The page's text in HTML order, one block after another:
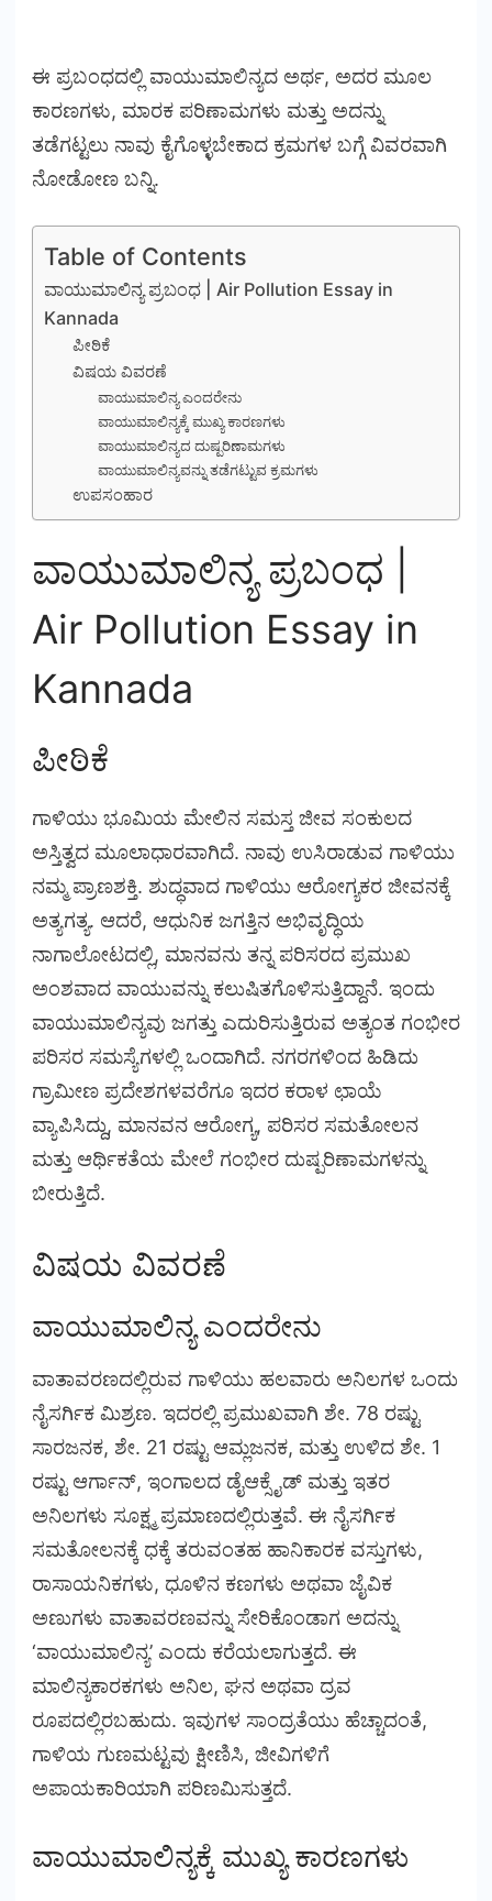
ಈ ಪ್ರಬಂಧದಲ್ಲಿ ವಾಯುಮಾಲಿನ್ಯದ ಅರ್ಥ, ಅದರ ಮೂಲ
ಕಾರಣಗಳು, ಮಾರಕ ಪರಿಣಾಮಗಳು ಮತ್ತು ಅದನ್ನು
ತಡೆಗಟ್ಟಲು ನಾವು ಕೈಗೊಳ್ಳಬೇಕಾದ ಕ್ರಮಗಳ ಬಗ್ಗೆ ವಿವರವಾಗಿ
ನೋಡೋಣ ಬನ್ನಿ.
Table of Contents
ವಾಯುಮಾಲಿನ್ಯ ಪ್ರಬಂಧ | Air Pollution Essay in
Kannada
ಪೀಠಿಕೆ
ವಿಷಯ ವಿವರಣೆ
ವಾಯುಮಾಲಿನ್ಯ ಎಂದರೇನು
ವಾಯುಮಾಲಿನ್ಯಕ್ಕೆ ಮುಖ್ಯ ಕಾರಣಗಳು
ವಾಯುಮಾಲಿನ್ಯದ ದುಷ್ಪರಿಣಾಮಗಳು
ವಾಯುಮಾಲಿನ್ಯವನ್ನು ತಡೆಗಟ್ಟುವ ಕ್ರಮಗಳು
ಉಪಸಂಹಾರ
ವಾಯುಮಾಲಿನ್ಯ ಪ್ರಬಂಧ |
Air Pollution Essay in
Kannada
ಪೀಠಿಕೆ
ಗಾಳಿಯು ಭೂಮಿಯ ಮೇಲಿನ ಸಮಸ್ತ ಜೀವ ಸಂಕುಲದ
ಅಸ್ತಿತ್ವದ ಮೂಲಾಧಾರವಾಗಿದೆ. ನಾವು ಉಸಿರಾಡುವ ಗಾಳಿಯು
ನಮ್ಮ ಪ್ರಾಣಶಕ್ತಿ. ಶುದ್ಧವಾದ ಗಾಳಿಯು ಆರೋಗ್ಯಕರ ಜೀವನಕ್ಕೆ
ಅತ್ಯಗತ್ಯ. ಆದರೆ, ಆಧುನಿಕ ಜಗತ್ತಿನ ಅಭಿವೃದ್ಧಿಯ
ನಾಗಾಲೋಟದಲ್ಲಿ, ಮಾನವನು ತನ್ನ ಪರಿಸರದ ಪ್ರಮುಖ
ಅಂಶವಾದ ವಾಯುವನ್ನು ಕಲುಷಿತಗೊಳಿಸುತ್ತಿದ್ದಾನೆ. ಇಂದು
ವಾಯುಮಾಲಿನ್ಯವು ಜಗತ್ತು ಎದುರಿಸುತ್ತಿರುವ ಅತ್ಯಂತ ಗಂಭೀರ
ಪರಿಸರ ಸಮಸ್ಯೆಗಳಲ್ಲಿ ಒಂದಾಗಿದೆ. ನಗರಗಳಿಂದ ಹಿಡಿದು
ಗ್ರಾಮೀಣ ಪ್ರದೇಶಗಳವರೆಗೂ ಇದರ ಕರಾಳ ಛಾಯೆ
ವ್ಯಾಪಿಸಿದ್ದು, ಮಾನವನ ಆರೋಗ್ಯ, ಪರಿಸರ ಸಮತೋಲನ
ಮತ್ತು ಆರ್ಥಿಕತೆಯ ಮೇಲೆ ಗಂಭೀರ ದುಷ್ಪರಿಣಾಮಗಳನ್ನು
ಬೀರುತ್ತಿದೆ.
ವಿಷಯ ವಿವರಣೆ
ವಾಯುಮಾಲಿನ್ಯ ಎಂದರೇನು
ವಾತಾವರಣದಲ್ಲಿರುವ ಗಾಳಿಯು ಹಲವಾರು ಅನಿಲಗಳ ಒಂದು
ನೈಸರ್ಗಿಕ ಮಿಶ್ರಣ. ಇದರಲ್ಲಿ ಪ್ರಮುಖವಾಗಿ ಶೇ. 78 ರಷ್ಟು
ಸಾರಜನಕ, ಶೇ. 21 ರಷ್ಟು ಆಮ್ಲಜನಕ, ಮತ್ತು ಉಳಿದ ಶೇ. 1
ರಷ್ಟು ಆರ್ಗಾನ್, ಇಂಗಾಲದ ಡೈಆಕ್ಸೈಡ್ ಮತ್ತು ಇತರ
ಅನಿಲಗಳು ಸೂಕ್ಷ್ಮ ಪ್ರಮಾಣದಲ್ಲಿರುತ್ತವೆ. ಈ ನೈಸರ್ಗಿಕ
ಸಮತೋಲನಕ್ಕೆ ಧಕ್ಕೆ ತರುವಂತಹ ಹಾನಿಕಾರಕ ವಸ್ತುಗಳು,
ರಾಸಾಯನಿಕಗಳು, ಧೂಳಿನ ಕಣಗಳು ಅಥವಾ ಜೈವಿಕ
ಅಣುಗಳು ವಾತಾವರಣವನ್ನು ಸೇರಿಕೊಂಡಾಗ ಅದನ್ನು
‘ವಾಯುಮಾಲಿನ್ಯ’ ಎಂದು ಕರೆಯಲಾಗುತ್ತದೆ. ಈ
ಮಾಲಿನ್ಯಕಾರಕಗಳು ಅನಿಲ, ಘನ ಅಥವಾ ದ್ರವ
ರೂಪದಲ್ಲಿರಬಹುದು. ಇವುಗಳ ಸಾಂದ್ರತೆಯು ಹೆಚ್ಚಾದಂತೆ,
ಗಾಳಿಯ ಗುಣಮಟ್ಟವು ಕ್ಷೀಣಿಸಿ, ಜೀವಿಗಳಿಗೆ
ಅಪಾಯಕಾರಿಯಾಗಿ ಪರಿಣಮಿಸುತ್ತದೆ.
ವಾಯುಮಾಲಿನ್ಯಕ್ಕೆ ಮುಖ್ಯ ಕಾರಣಗಳು